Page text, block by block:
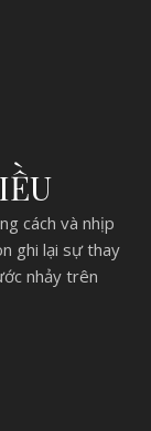
cách và nhịp
ghi lại sự thay
nhảy trên